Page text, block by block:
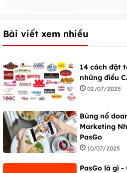
Bài viết xem nhiều
14 cách đặt
những điều
02/07/2025
Bùng nổ
Marketing
PasGo
10/07/2025
PasGo là gì